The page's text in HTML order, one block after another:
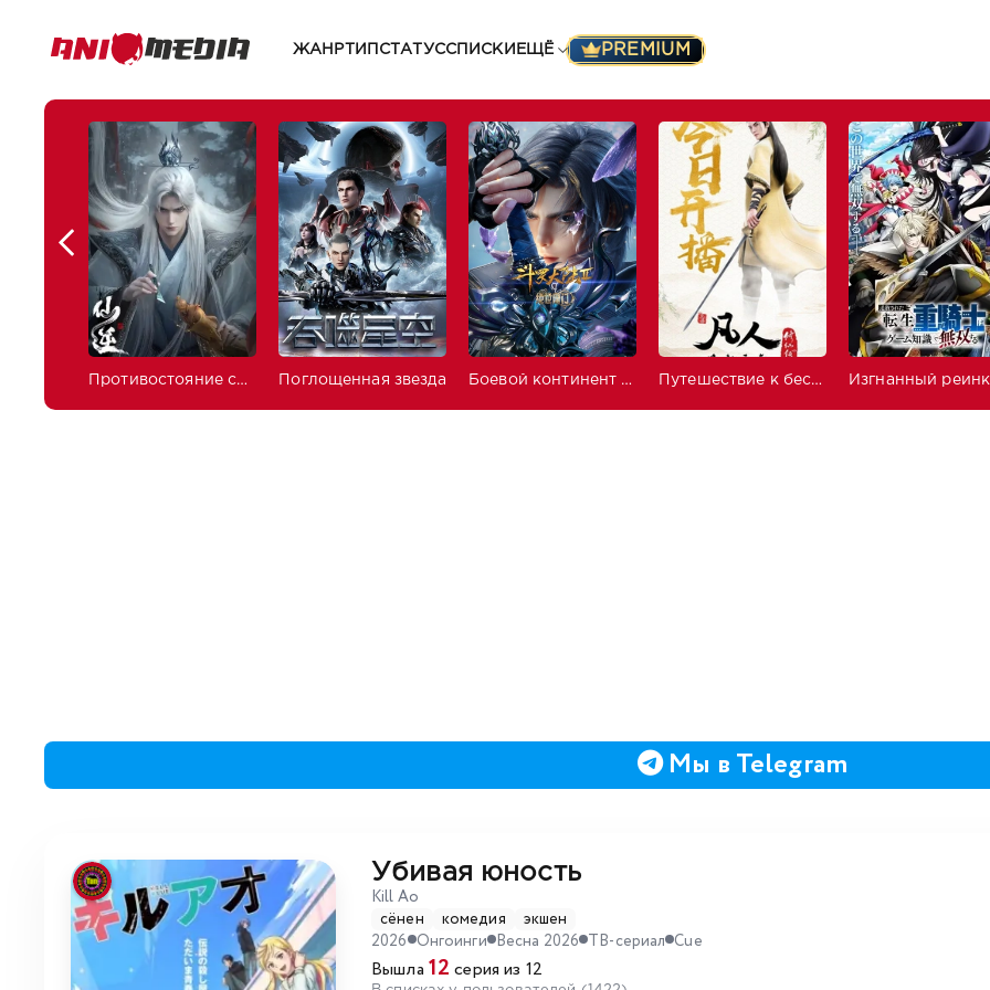
ЖАНРТИП СТАТУССПИСКИ ЕЩЁ PREMIUM
Противостояние святого Поглощенная звезда Боевой континент 2: Непревзойдённый клан Тан Путешествие к бессмертию
Мы в Telegram
Убивая юность
Kill Ao
сёнен
комедия
экшен
2026 Онгоинги Весна 2026 ТВ-сериал Cue
Вышла 12 серия из 12